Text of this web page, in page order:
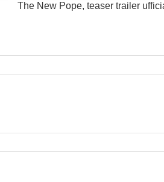
The New Pope, teaser trailer